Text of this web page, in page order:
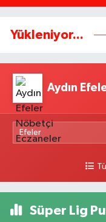
Yükleniyor...
Aydın
Süper Lig